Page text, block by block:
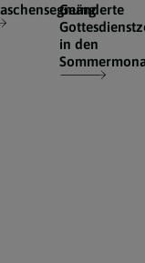
Geänderte
in den